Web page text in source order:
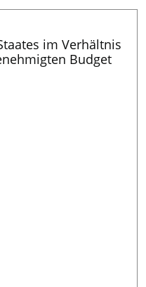
im Verhältnis
Budget